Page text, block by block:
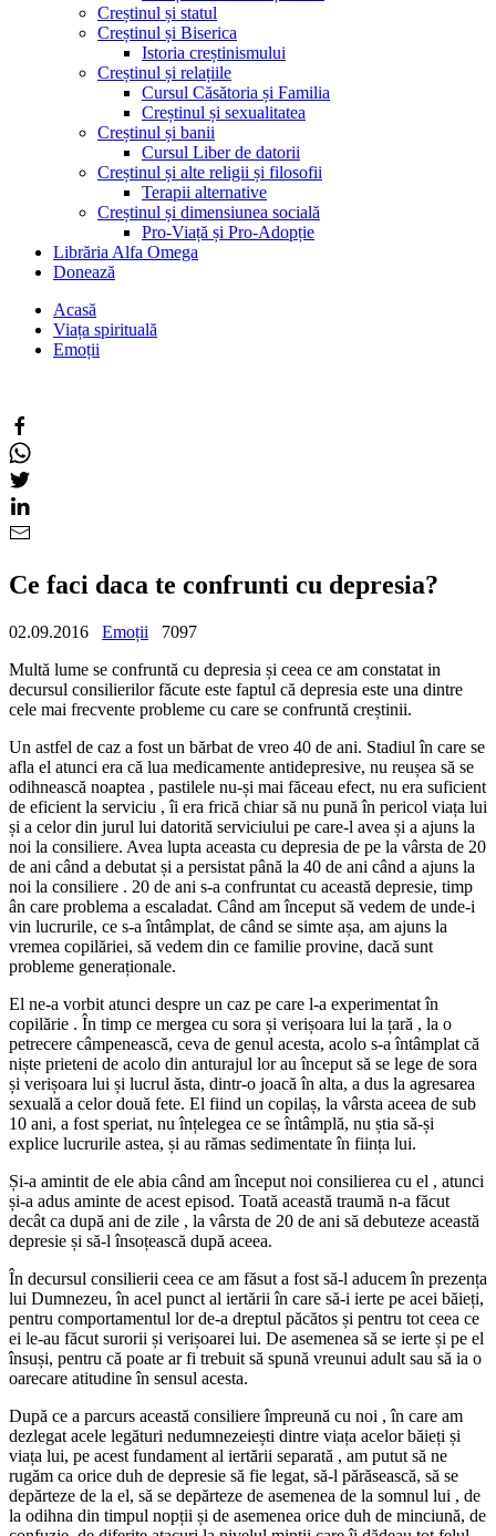
Creștinul și statul
Creștinul și Biserica
Istoria creștinismului
Creștinul și relațiile
Cursul Căsătoria și Familia
Creștinul și sexualitatea
Creștinul și banii
Cursul Liber de datorii
Creștinul și alte religii și filosofii
Terapii alternative
Creștinul și dimensiunea socială
Pro-Viață și Pro-Adopție
Librăria Alfa Omega
Donează
Acasă
Viața spirituală
Emoții
Ce faci daca te confrunti cu depresia?
02.09.2016 Emoții
7097
Multă lume se confruntă cu depresia și ceea ce am constatat in
decursul consilierilor făcute este faptul că depresia este una dintre
cele mai frecvente probleme cu care se confruntă creștinii.
Un astfel de caz a fost un bărbat de vreo 40 de ani. Stadiul în care se
afla el atunci era că lua medicamente antidepresive, nu reușea să se
odihnească noaptea , pastilele nu-și mai făceau efect, nu era suficient
de eficient la serviciu , îi era frică chiar să nu pună în pericol viața lui
și a celor din jurul lui datorită serviciului pe care-l avea și a ajuns la
noi la consiliere. Avea lupta aceasta cu depresia de pe la vârsta de 20
de ani când a debutat și a persistat până la 40 de ani când a ajuns la
noi la consiliere . 20 de ani s-a confruntat cu această depresie, timp
ân care problema a escaladat. Când am început să vedem de unde-i
vin lucrurile, ce s-a întâmplat, de când se simte așa, am ajuns la
vremea copilăriei, să vedem din ce familie provine, dacă sunt
probleme generaționale.
El ne-a vorbit atunci despre un caz pe care l-a experimentat în
copilărie . În timp ce mergea cu sora și verișoara lui la țară , la o
petrecere câmpenească, ceva de genul acesta, acolo s-a întâmplat că
niște prieteni de acolo din anturajul lor au început să se lege de sora
și verișoara lui și lucrul ăsta, dintr-o joacă în alta, a dus la agresarea
sexuală a celor două fete. El fiind un copilaș, la vârsta aceea de sub
10 ani, a fost speriat, nu înțelegea ce se întâmplă, nu știa să-și
explice lucrurile astea, și au rămas sedimentate în ființa lui.
Și-a amintit de ele abia când am început noi consilierea cu el , atunci
și-a adus aminte de acest episod. Toată această traumă n-a făcut
decât ca după ani de zile , la vârsta de 20 de ani să debuteze această
depresie și să-l însoțească după aceea.
În decursul consilierii ceea ce am făsut a fost să-l aducem în prezența
lui Dumnezeu, în acel punct al iertării în care să-i ierte pe acei băieți,
pentru comportamentul lor de-a dreptul păcătos și pentru tot ceea ce
ei le-au făcut surorii și verișoarei lui. De asemenea să se ierte și pe el
însuși, pentru că poate ar fi trebuit să spună vreunui adult sau să ia o
oarecare atitudine în sensul acesta.
După ce a parcurs această consiliere împreună cu noi , în care am
dezlegat acele legături nedumnezeiești dintre viața acelor băieți și
viața lui, pe acest fundament al iertării separată , am putut să ne
rugăm ca orice duh de depresie să fie legat, să-l părăsească, să se
depărteze de la el, să se depărteze de asemenea de la somnul lui , de
la odihna din timpul nopții și de asemenea orice duh de minciună, de